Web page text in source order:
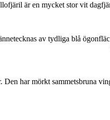
är en mycket stor vit
av tydliga blå
har mörkt sammetsbruna